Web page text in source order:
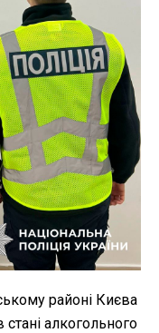
районі Києва
алкогольного